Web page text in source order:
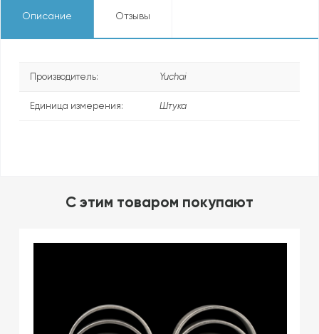
Описание Отзывы
Производитель: Yuchai
Единица измерения: Штука
C этим товаром покупают